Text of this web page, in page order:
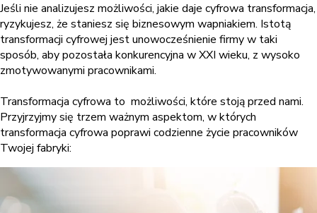
Jeśli nie analizujesz możliwości, jakie daje cyfrowa transformacja,
ryzykujesz, że staniesz się biznesowym wapniakiem. Istotą
transformacji cyfrowej jest unowocześnienie firmy w taki
sposób, aby pozostała konkurencyjna w XXI wieku, z wysoko
zmotywowanymi pracownikami.
Transformacja cyfrowa to możliwości, które stoją przed nami.
Przyjrzyjmy się trzem ważnym aspektom, w których
transformacja cyfrowa poprawi codzienne życie pracowników
Twojej fabryki: